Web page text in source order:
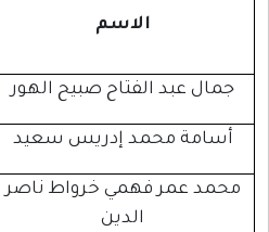
الاسم
جمال عبد الفتاح صبيح الهور
أسامة محمد إدريس سعيد
محمد عمر فهمي خرواط ناصر
الدين